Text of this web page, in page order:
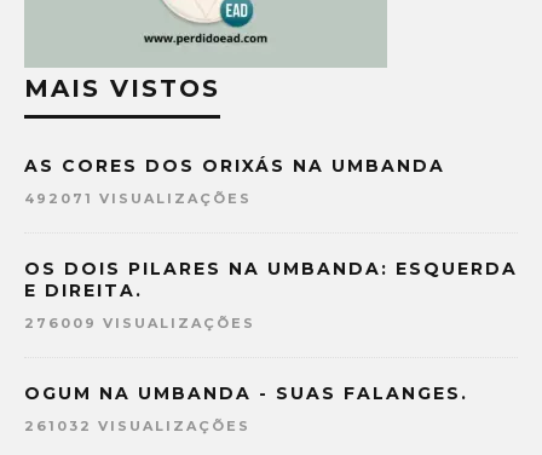
MAIS VISTOS
AS CORES DOS ORIXÁS NA UMBANDA
492071 VISUALIZAÇÕES
OS DOIS PILARES NA UMBANDA: ESQUERDA
E DIREITA.
276009 VISUALIZAÇÕES
OGUM NA UMBANDA - SUAS FALANGES.
261032 VISUALIZAÇÕES